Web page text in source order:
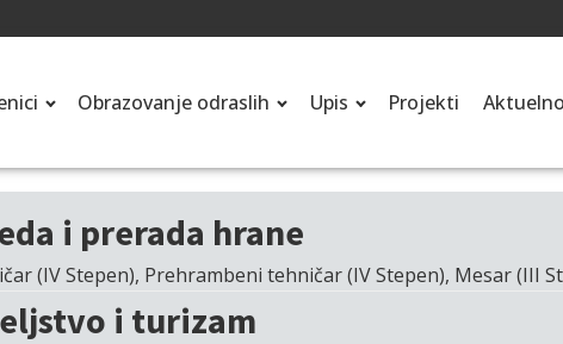
Obrazovanje odraslih Upis Projekti
i prerada hrane
(IV Stepen), Prehrambeni tehničar (IV Stepen), Mesar (III
i turizam